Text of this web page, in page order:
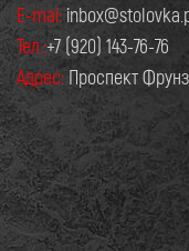
E-mai:
Тел.:+7 (920) 143-76-76
Адрес: Проспект